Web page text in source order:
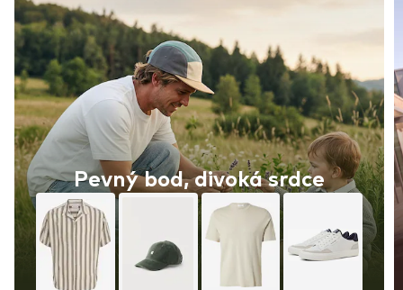
Pevný bod, divoká srdce